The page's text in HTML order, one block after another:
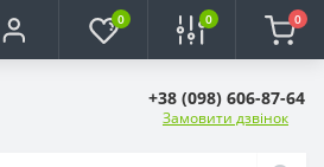
0 0 0
+38 (098) 606-87-64
Замовити дзвінок